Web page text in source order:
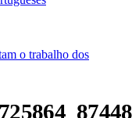
o trabalho dos